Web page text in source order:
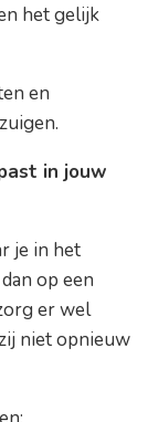
het gelijk
en
in jouw
je in het
op een
er wel
niet opnieuw